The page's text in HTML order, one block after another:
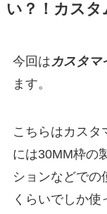
い？！カスタ
今回はカスタマ
ます。
こちらはカスタ
には30MM枠の
ションなどでの
くらいでしか